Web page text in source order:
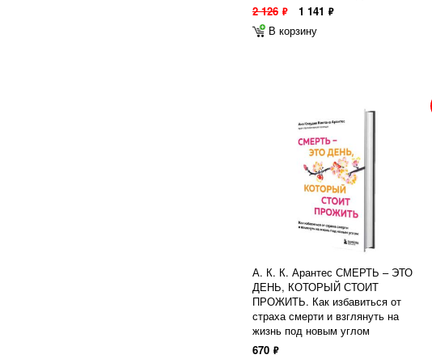
2 126 ф 1 141 ф
В корзину
А. К. К. Арантес СМЕРТЬ – ЭТО
ДЕНЬ, КОТОРЫЙ СТОИТ
ПРОЖИТЬ. Как избавиться от
страха смерти и взглянуть на
жизнь под новым углом
670 ф